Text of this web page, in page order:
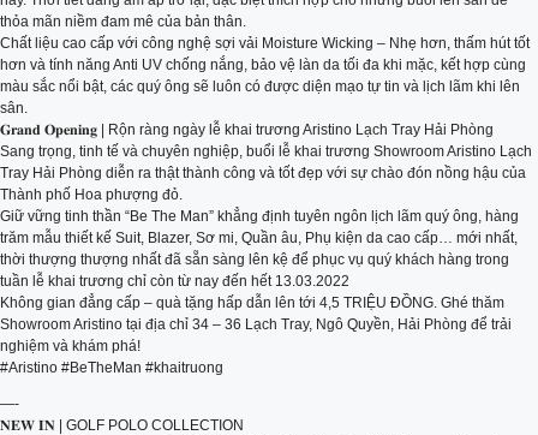
thỏa mãn niềm đam mê của bản thân.
Chất liệu cao cấp với công nghệ sợi vải Moisture Wicking – Nhẹ hơn, thấm hút tốt
hơn và tính năng Anti UV chống nắng, bảo vệ làn da tối đa khi mặc, kết hợp cùng
màu sắc nổi bật, các quý ông sẽ luôn có được diện mạo tự tin và lịch lãm khi lên
sân.
𝐆𝐫𝐚𝐧𝐝 𝐎𝐩𝐞𝐧𝐢𝐧𝐠 | Rộn ràng ngày lễ khai trương Aristino Lạch Tray Hải Phòng
Sang trọng, tinh tế và chuyên nghiệp, buổi lễ khai trương Showroom Aristino Lạch
Tray Hải Phòng diễn ra thật thành công và tốt đẹp với sự chào đón nồng hậu của
Thành phố Hoa phượng đỏ.
Giữ vững tinh thần “Be The Man” khẳng định tuyên ngôn lịch lãm quý ông, hàng
trăm mẫu thiết kế Suit, Blazer, Sơ mi, Quần âu, Phụ kiện da cao cấp… mới nhất,
thời thượng thượng nhất đã sẵn sàng lên kệ để phục vụ quý khách hàng trong
tuần lễ khai trương chỉ còn từ nay đến hết 13.03.2022
Không gian đẳng cấp – quà tặng hấp dẫn lên tới 4,5 TRIỆU ĐỒNG. Ghé thăm
Showroom Aristino tại địa chỉ 34 – 36 Lạch Tray, Ngô Quyền, Hải Phòng để trải
nghiệm và khám phá!
#Aristino #BeTheMan #khaitruong
—-
𝐍𝐄𝐖 𝐈𝐍 | GOLF POLO COLLECTION